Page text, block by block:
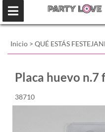
Inicio > QUÉ ESTÁS
Placa huevo n.7
38710